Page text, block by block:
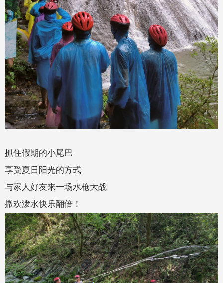
抓住假期的小尾巴
享受夏日阳光的方式
与家人好友来一场水枪大战
撒欢泼水快乐翻倍！